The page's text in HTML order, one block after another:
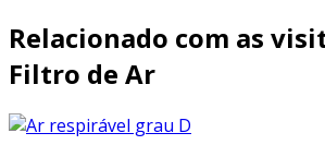
Relacionado com as
Filtro de Ar